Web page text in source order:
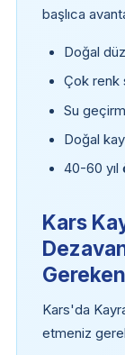
başlıca
Doğal
Çok renk
Su
Doğal
40-60 yıl
Kars
Kars'da
etmeniz